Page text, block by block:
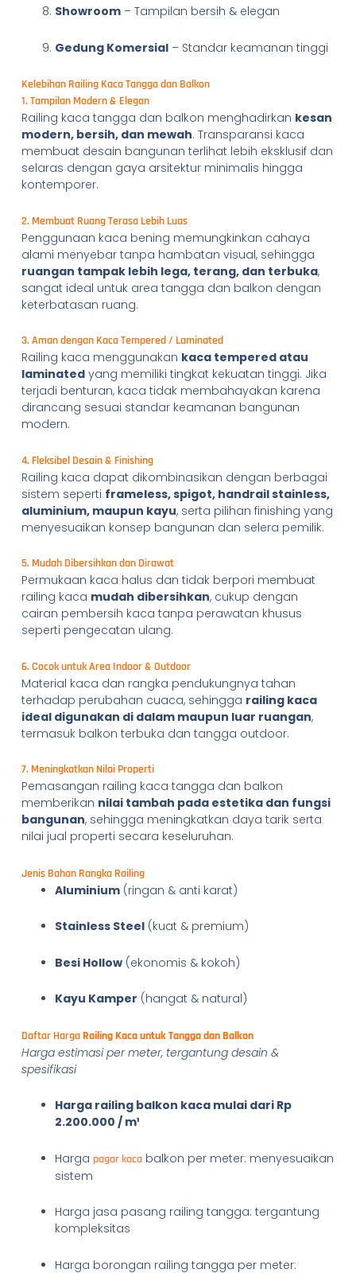
Showroom– Tampilan bersih & elegan
Gedung Komersial– Standar keamanan tinggi
Kelebihan Railing Kaca Tangga dan Balkon
1. Tampilan Modern & Elegan
Railing kaca tangga dan balkon menghadirkan kesan
modern, bersih, dan mewah. Transparansi kaca
membuat desain bangunan terlihat lebih eksklusif dan
selaras dengan gaya arsitektur minimalis hingga
kontemporer.
2. Membuat Ruang Terasa Lebih Luas
Penggunaan kaca bening memungkinkan cahaya
alami menyebar tanpa hambatan visual, sehingga
ruangan tampak lebih lega, terang, dan terbuka,
sangat ideal untuk area tangga dan balkon dengan
keterbatasan ruang.
3. Aman dengan Kaca Tempered / Laminated
Railing kaca menggunakan kaca tempered atau
laminatedyang memiliki tingkat kekuatan tinggi. Jika
terjadi benturan, kaca tidak membahayakan karena
dirancang sesuai standar keamanan bangunan
modern.
4. Fleksibel Desain & Finishing
Railing kaca dapat dikombinasikan dengan berbagai
sistem seperti frameless, spigot, handrail stainless,
aluminium, maupun kayu, serta pilihan finishing yang
menyesuaikan konsep bangunan dan selera pemilik.
5. Mudah Dibersihkan dan Dirawat
Permukaan kaca halus dan tidak berpori membuat
railing kaca mudah dibersihkan, cukup dengan
cairan pembersih kaca tanpa perawatan khusus
seperti pengecatan ulang.
6. Cocok untuk Area Indoor & Outdoor
Material kaca dan rangka pendukungnya tahan
terhadap perubahan cuaca, sehingga railing kaca
ideal digunakan di dalam maupun luar ruangan,
termasuk balkon terbuka dan tangga outdoor.
7. Meningkatkan Nilai Properti
Pemasangan railing kaca tangga dan balkon
memberikan nilai tambah pada estetika dan fungsi
bangunan, sehingga meningkatkan daya tarik serta
nilai jual properti secara keseluruhan.
Jenis Bahan Rangka Railing
Aluminium(ringan & anti karat)
Stainless Steel(kuat & premium)
Besi Hollow(ekonomis & kokoh)
Kayu Kamper (hangat & natural)
Daftar HargaRailing Kaca untuk Tangga dan Balkon
Harga estimasi per meter, tergantung desain &
spesifikasi
Harga railing balkon kaca mulai dari Rp
2.200.000 / m¹
Harga pagar kacabalkon per meter: menyesuaikan
sistem
Harga jasa pasang railing tangga: tergantung
kompleksitas
Harga borongan railing tangga per meter: